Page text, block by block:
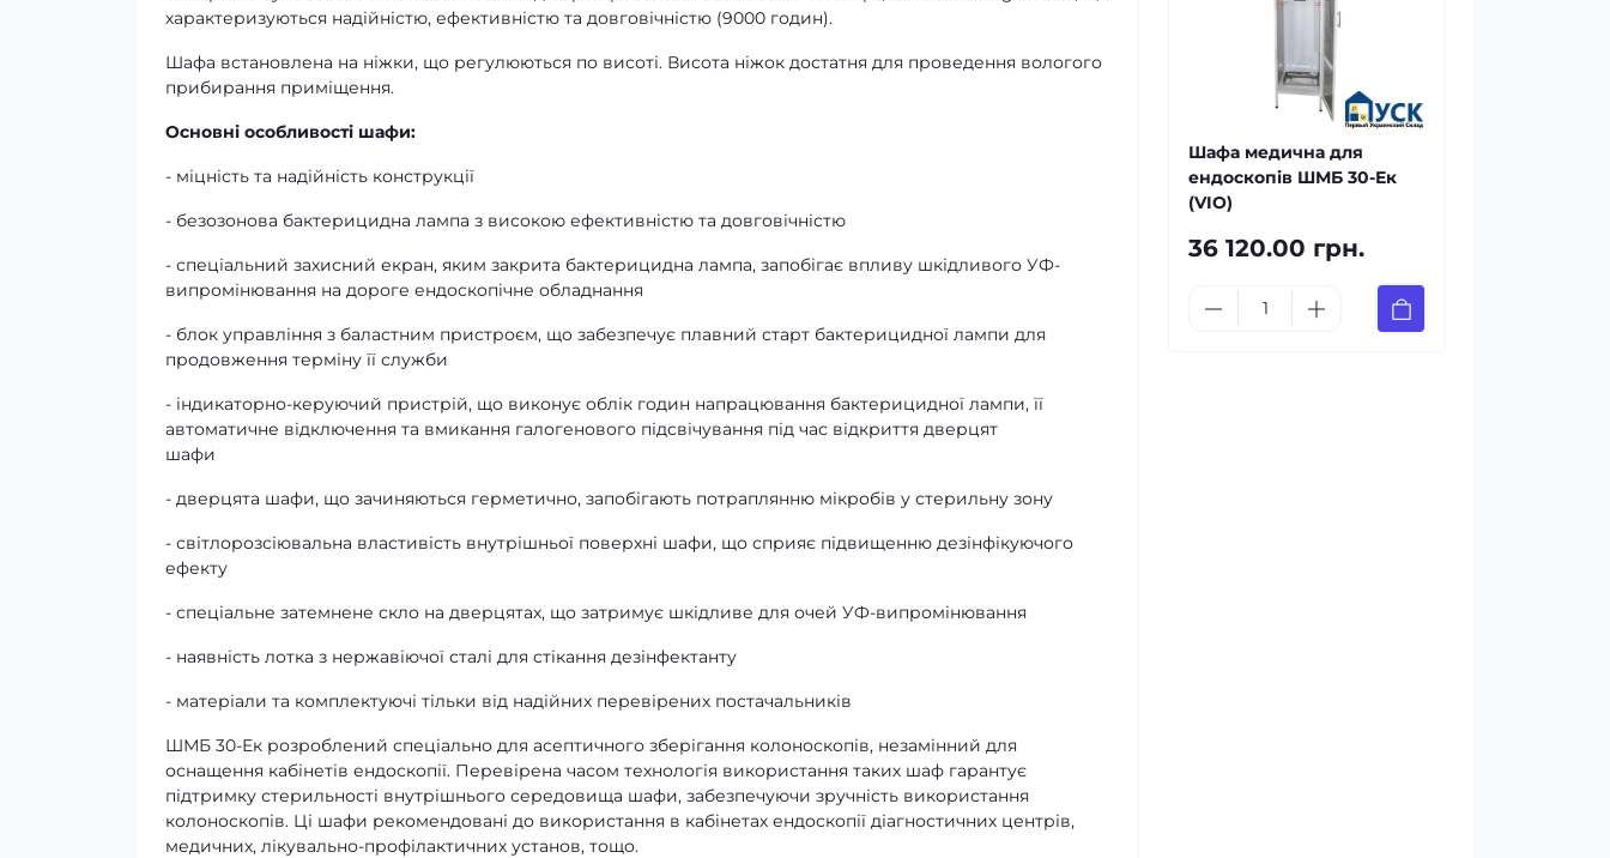
характеризуються надійністю, ефективністю та довговічністю (9000 годин).
Шафа встановлена на ніжки, що регулюються по висоті. Висота ніжок достатня для проведення вологого
прибирання приміщення.
Основні особливості шафи:
- міцність та надійність конструкції
- безозонова бактерицидна лампа з високою ефективністю та довговічністю
- спеціальний захисний екран, яким закрита бактерицидна лампа, запобігає впливу шкідливого УФ-
випромінювання на дороге ендоскопічне обладнання
- блок управління з баластним пристроєм, що забезпечує плавний старт бактерицидної лампи для
продовження терміну її служби
- індикаторно-керуючий пристрій, що виконує облік годин напрацювання бактерицидної лампи, її
автоматичне відключення та вмикання галогенового підсвічування під час відкриття дверцят
шафи
- дверцята шафи, що зачиняються герметично, запобігають потраплянню мікробів у стерильну зону
- світлорозсіювальна властивість внутрішньої поверхні шафи, що сприяє підвищенню дезінфікуючого
ефекту
- спеціальне затемнене скло на дверцятах, що затримує шкідливе для очей УФ-випромінювання
- наявність лотка з нержавіючої сталі для стікання дезінфектанту
- матеріали та комплектуючі тільки від надійних перевірених постачальників
ШМБ 30-Ек розроблений спеціально для асептичного зберігання колоноскопів, незамінний для
оснащення кабінетів ендоскопії. Перевірена часом технологія використання таких шаф гарантує
підтримку стерильності внутрішнього середовища шафи, забезпечуючи зручність використання
колоноскопів. Ці шафи рекомендовані до використання в кабінетах ендоскопії діагностичних центрів,
медичних, лікувально-профілактичних установ, тощо.
Шафа медична для
ендоскопів ШМБ 30-Ек
(VIO)
36 120.00 грн.